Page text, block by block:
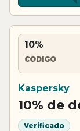
10%
CODIGO
Kaspersky
10% de
Verificado